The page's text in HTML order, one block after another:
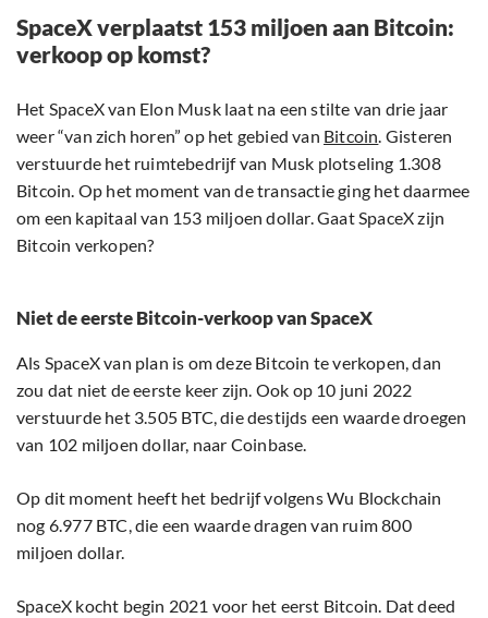
SpaceX verplaatst 153 miljoen aan Bitcoin:
verkoop op komst?
Het SpaceX van Elon Musk laat na een stilte van drie jaar
weer “van zich horen” op het gebied van Bitcoin. Gisteren
verstuurde het ruimtebedrijf van Musk plotseling 1.308
Bitcoin. Op het moment van de transactie ging het daarmee
om een kapitaal van 153 miljoen dollar. Gaat SpaceX zijn
Bitcoin verkopen?
Niet de eerste Bitcoin-verkoop van SpaceX
Als SpaceX van plan is om deze Bitcoin te verkopen, dan
zou dat niet de eerste keer zijn. Ook op 10 juni 2022
verstuurde het 3.505 BTC, die destijds een waarde droegen
van 102 miljoen dollar, naar Coinbase.
Op dit moment heeft het bedrijf volgens Wu Blockchain
nog 6.977 BTC, die een waarde dragen van ruim 800
miljoen dollar.
SpaceX kocht begin 2021 voor het eerst Bitcoin. Dat deed